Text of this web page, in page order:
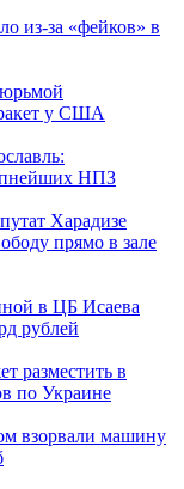
из-за «фейков» в
у США
НПЗ
Харадизе
прямо в зале
в ЦБ Исаева
рублей
разместить в
по Украине
взорвали машину